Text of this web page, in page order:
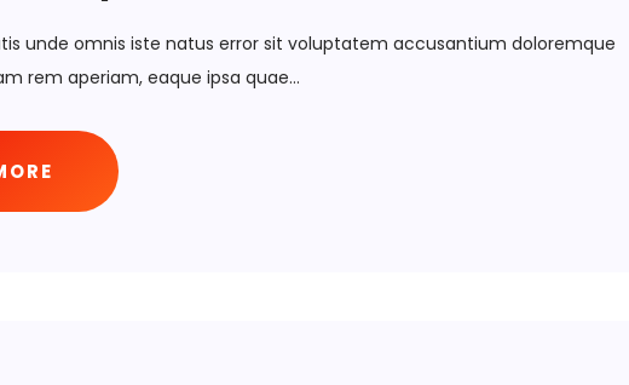
unde omnis iste natus error sit voluptatem accusantium doloremque
rem aperiam, eaque ipsa quae...